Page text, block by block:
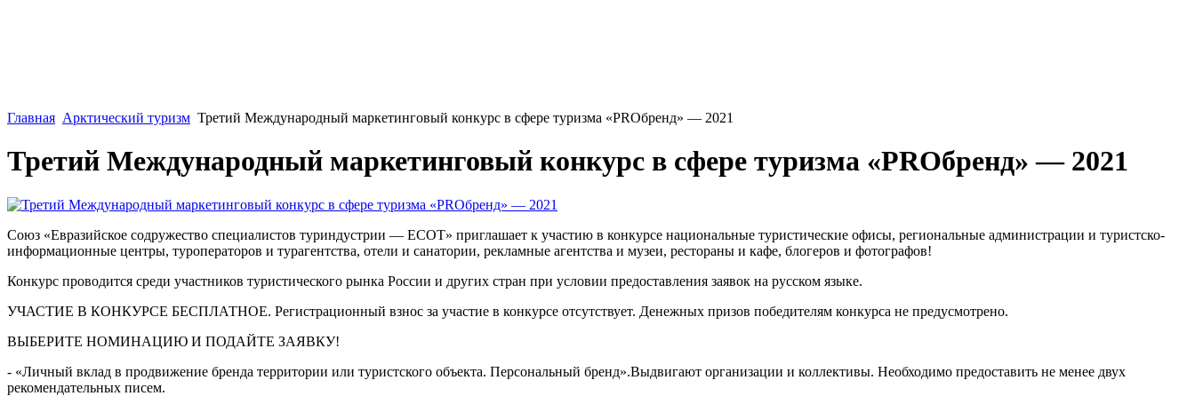
Главная Арктический туризм Третий Международный маркетинговый конкурс в сфере туризма «PROбренд» — 2021
Третий Международный маркетинговый конкурс в сфере туризма «PROбренд» — 2021
Союз «Евразийское содружество специалистов туриндустрии — ЕСОТ» приглашает к участию в конкурсе национальные туристические офисы, региональные администрации и туристско-
информационные центры, туроператоров и турагентства, отели и санатории, рекламные агентства и музеи, рестораны и кафе, блогеров и фотографов!
Конкурс проводится среди участников туристического рынка России и других стран при условии предоставления заявок на русском языке.
УЧАСТИЕ В КОНКУРСЕ БЕСПЛАТНОЕ. Регистрационный взнос за участие в конкурсе отсутствует. Денежных призов победителям конкурса не предусмотрено.
ВЫБЕРИТЕ НОМИНАЦИЮ И ПОДАЙТЕ ЗАЯВКУ!
- «Личный вклад в продвижение бренда территории или туристского объекта. Персональный бренд».Выдвигают организации и коллективы. Необходимо предоставить не менее двух
рекомендательных писем.